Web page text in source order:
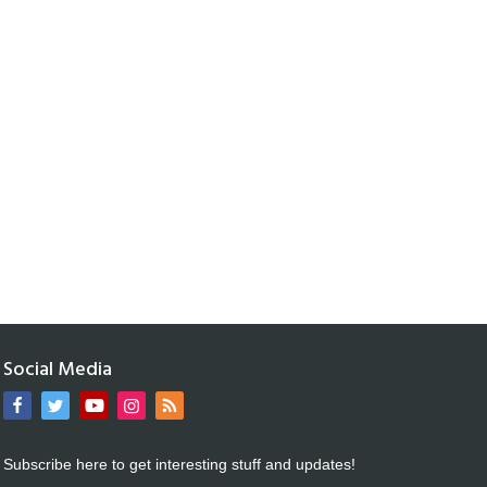
Social Media
Subscribe here to get interesting stuff and updates!